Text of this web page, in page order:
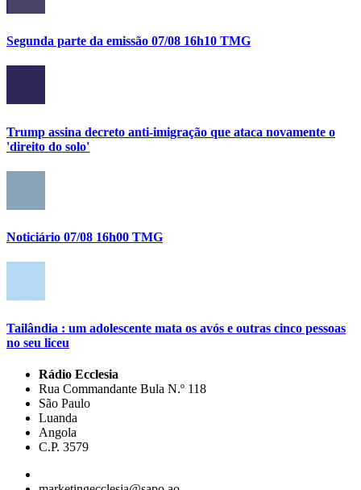
Segunda parte da emissão 07/08 16h10 TMG
Trump assina decreto anti-imigração que ataca novamente o
'direito do solo'
Noticiário 07/08 16h00 TMG
Tailândia : um adolescente mata os avós e outras cinco pessoas
no seu liceu
Rádio Ecclesia
Rua Commandante Bula N.º 118
São Paulo
Luanda
Angola
C.P. 3579